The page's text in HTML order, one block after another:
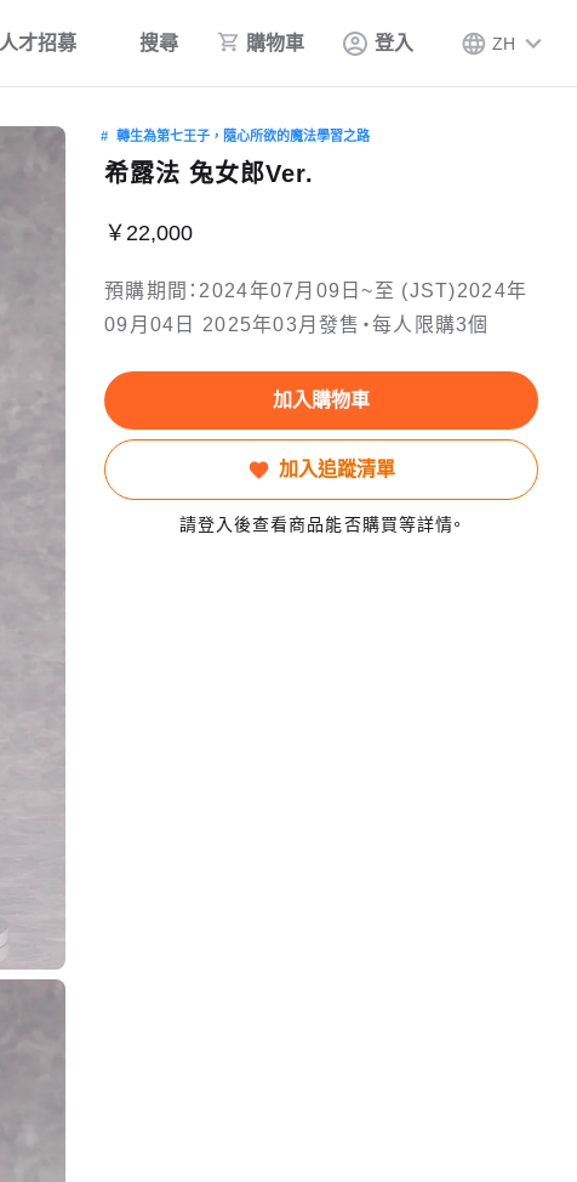
人才招募 搜尋 購物車 登入 ZH
轉生為第七王子，隨心所欲的魔法學習之路
希露法 兔女郎Ver.
￥22,000
預購期間：2024年07月09日~至 (JST)2024年
09月04日 2025年03月發售・每人限購3個
加入購物車
加入追蹤清單
請登入後查看商品能否購買等詳情。